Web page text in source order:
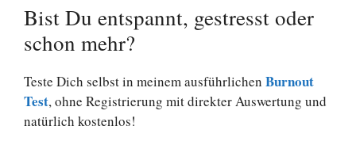
Bist Du entspannt, gestresst oder
schon mehr?
Teste Dich selbst in meinem ausführlichen Burnout
Test, ohne Registrierung mit direkter Auswertung und
natürlich kostenlos!